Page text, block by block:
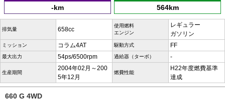
-km 564km
排気量 658cc
使用燃料
エンジン
レギュラー
ガソリン
ミッション コラム4AT 駆動方式 FF
最大出力 54ps/6500rpm 過給器（ターボ） -
生産期間
2004年02月～200
5年12月
燃費性能
H22年度燃費基準
達成
660 G 4WD